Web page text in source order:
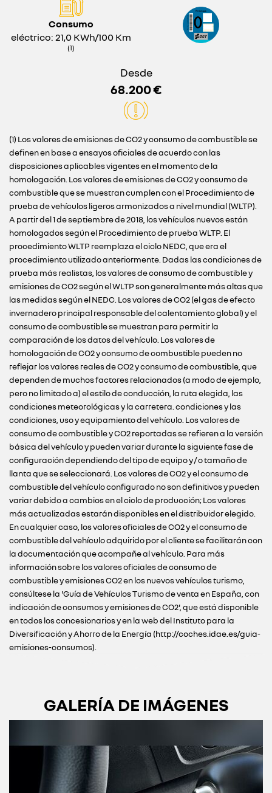
Consumo
eléctrico: 21,0 KWh/100 Km
(1)
Desde
68.200 €
(1) Los valores de emisiones de CO2 y consumo de combustible se
definen en base a ensayos oficiales de acuerdo con las
disposiciones aplicables vigentes en el momento de la
homologación. Los valores de emisiones de CO2 y consumo de
combustible que se muestran cumplen con el Procedimiento de
prueba de vehículos ligeros armonizados a nivel mundial (WLTP).
A partir del 1 de septiembre de 2018, los vehículos nuevos están
homologados según el Procedimiento de prueba WLTP. El
procedimiento WLTP reemplaza el ciclo NEDC, que era el
procedimiento utilizado anteriormente. Dadas las condiciones de
prueba más realistas, los valores de consumo de combustible y
emisiones de CO2 según el WLTP son generalmente más altas que
las medidas según el NEDC. Los valores de CO2 (el gas de efecto
invernadero principal responsable del calentamiento global) y el
consumo de combustible se muestran para permitir la
comparación de los datos del vehículo. Los valores de
homologación de CO2 y consumo de combustible pueden no
reflejar los valores reales de CO2 y consumo de combustible, que
dependen de muchos factores relacionados (a modo de ejemplo,
pero no limitado a) el estilo de conducción, la ruta elegida, las
condiciones meteorológicas y la carretera. condiciones y las
condiciones, uso y equipamiento del vehículo. Los valores de
consumo de combustible y CO2 reportadas se refieren a la versión
básica del vehículo y pueden variar durante la siguiente fase de
configuración dependiendo del tipo de equipo y / o tamaño de
llanta que se seleccionará. Los valores de CO2 y el consumo de
combustible del vehículo configurado no son definitivos y pueden
variar debido a cambios en el ciclo de producción; Los valores
más actualizadas estarán disponibles en el distribuidor elegido.
En cualquier caso, los valores oficiales de CO2 y el consumo de
combustible del vehículo adquirido por el cliente se facilitarán con
la documentación que acompañe al vehículo. Para más
información sobre los valores oficiales de consumo de
combustible y emisiones CO2 en los nuevos vehículos turismo,
consúltese la 'Guía de Vehículos Turismo de venta en España, con
indicación de consumos y emisiones de CO2', que está disponible
en todos los concesionarios y en la web del Instituto para la
Diversificación y Ahorro de la Energía (http://coches.idae.es/guia-
emisiones-consumos).
GALERÍA DE IMÁGENES